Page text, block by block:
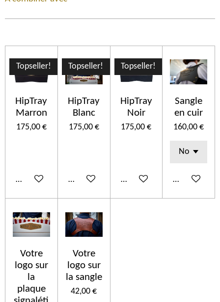
Topseller!
HipTray
Marron
175,00 €
Ajouter au panier
Topseller!
HipTray
Blanc
175,00 €
Ajouter au panier
Topseller!
HipTray
Noir
175,00 €
Ajouter au panier
Sangle
en cuir
160,00 €
Ajouter au
Votre
logo sur
la
plaque
Votre
logo sur
la sangle
42,00 €